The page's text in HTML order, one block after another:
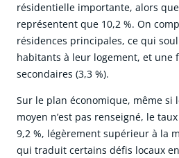
résidentielle importante, alors
représentent que 10,2 %. On
résidences principales, ce qui
habitants à leur logement, et une
secondaires (3,3 %).
Sur le plan économique, même si
moyen n’est pas renseigné, le
9,2 %, légèrement supérieur à la
qui traduit certains défis locaux